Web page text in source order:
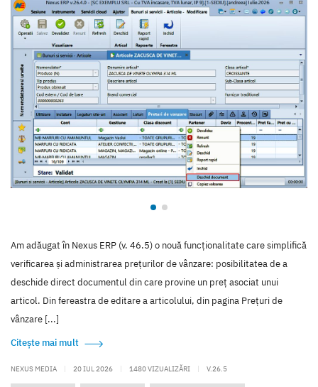
Am adăugat în Nexus ERP (v. 46.5) o nouă funcționalitate care simplifică
verificarea și administrarea prețurilor de vânzare: posibilitatea de a
deschide direct documentul din care provine un preț asociat unui
articol. Din fereastra de editare a articolului, din pagina Prețuri de
vânzare [...]
Citește mai mult
NEXUS MEDIA | 20 IUL 2026 | 1480 VIZUALIZĂRI | V.26.5